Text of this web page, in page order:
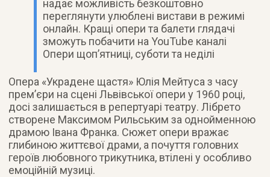
надає можливість безкоштовно
переглянути улюблені вистави в режимі
онлайн. Кращі опери та балети глядачі
зможуть побачити на YouTube каналі
Опери щоп’ятниці, суботи та неділі
Опера «Украдене щастя» Юлія Мейтуса з часу
прем’єри на сцені Львівської опери у 1960 році,
досі залишається в репертуарі театру. Лібрето
створене Максимом Рильським за однойменною
драмою Івана Франка. Сюжет опери вражає
глибиною життєвої драми, а почуття головних
героїв любовного трикутника, втілені у особливо
емоційній музиці.